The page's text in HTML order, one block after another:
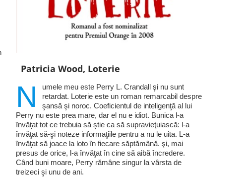
Patricia Wood, Loterie
N
umele meu este Perry L. Crandall şi nu sunt
retardat. Loterie este un roman remarcabil despre
şansă şi noroc. Coeficientul de inteligenţă al lui
Perry nu este prea mare, dar el nu e idiot. Bunica l-a
învăţat tot ce trebuia să ştie ca să supravieţuiască: l-a
învăţat să-şi noteze informaţiile pentru a nu le uita. L-a
învăţat să joace la loto în fiecare săptămână. şi, mai
presus de orice, l-a învăţat în cine să aibă încredere.
Când buni moare, Perry rămâne singur la vârsta de
treizeci şi unu de ani.